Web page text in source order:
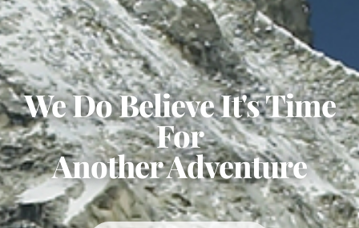
We Do Believe It's Time
For
Another Adventure